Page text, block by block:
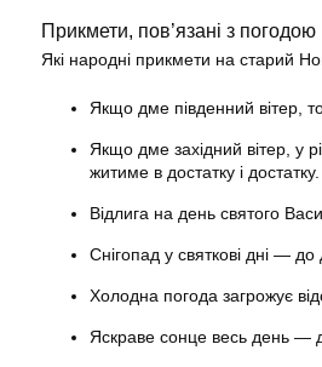
Прикмети, пов’язані з погодою
Які народні прикмети на старий
Якщо дме південний вітер,
Якщо дме західний вітер, у
житиме в достатку і достатку.
Відлига на день святого
Снігопад у святкові дні — до
Холодна погода загрожує
Яскраве сонце весь день —